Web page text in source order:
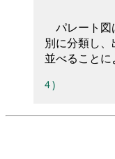
パレート図
別に分類し
並べること
4)